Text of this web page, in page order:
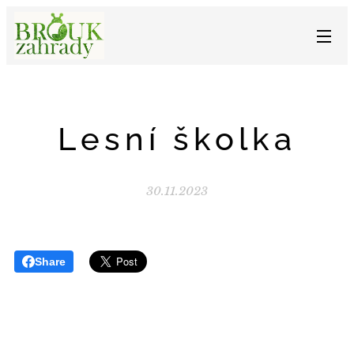
Lesní školka
30.11.2023
Share